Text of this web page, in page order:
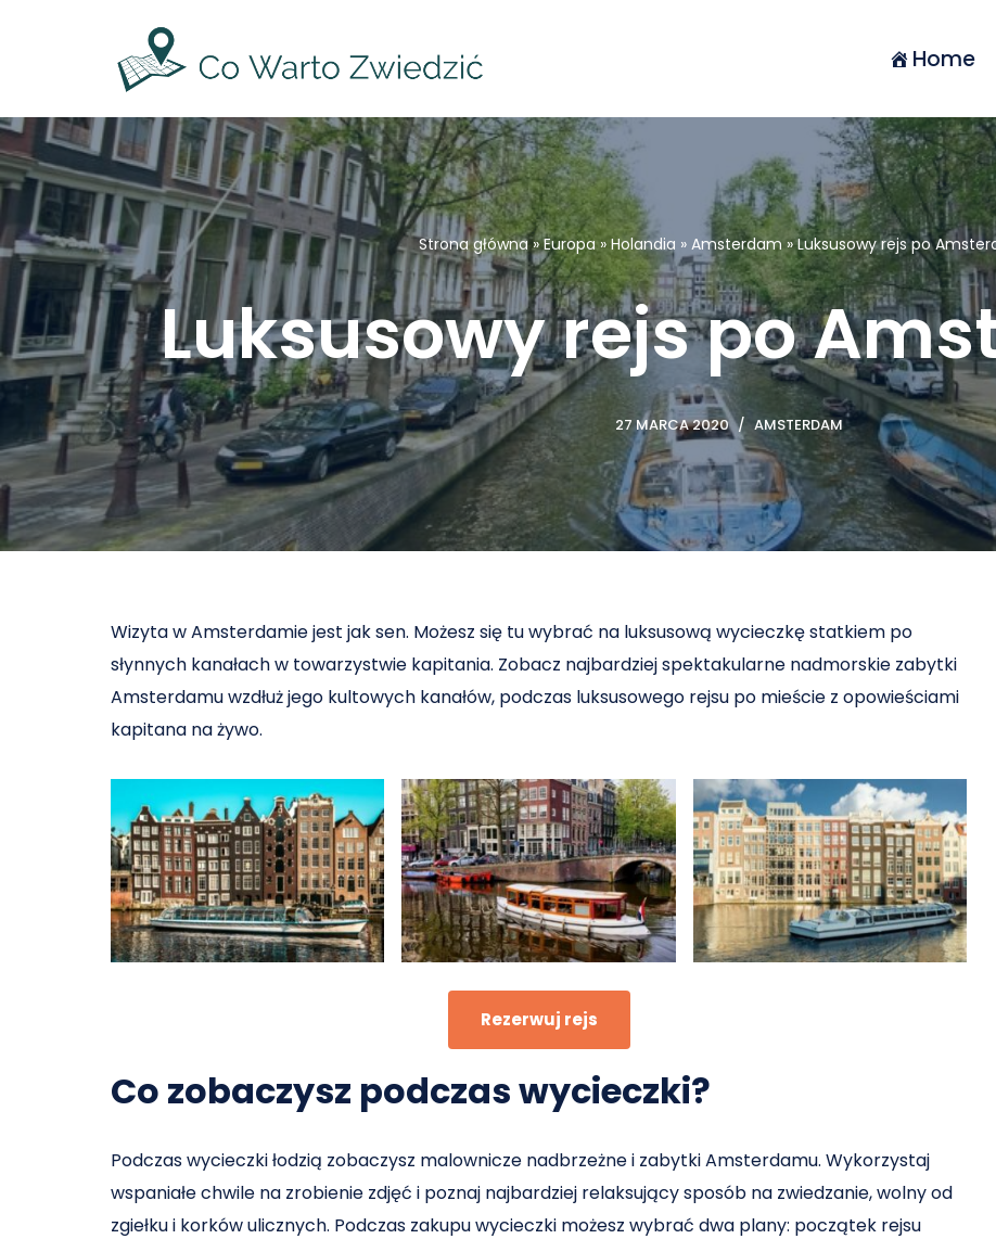
treści
Home
Strona główna»Europa» Holandia » Amsterdam»Luksusowy rejs po
Luksusowy rejs po
27 MARCA 2020 AMSTERDAM
Wizyta w Amsterdamie jest jak sen. Możesz się tu wybrać na luksusową wycieczkę statkiem po
słynnych kanałach w towarzystwie kapitania. Zobacz najbardziej spektakularne nadmorskie zabytki
Amsterdamu wzdłuż jego kultowych kanałów, podczas luksusowego rejsu po mieście z opowieściami
kapitana na żywo.
Rezerwuj rejs
Co zobaczysz podczas wycieczki?
Podczas wycieczki łodzią zobaczysz malownicze nadbrzeżne i zabytki Amsterdamu. Wykorzystaj
wspaniałe chwile na zrobienie zdjęć i poznaj najbardziej relaksujący sposób na zwiedzanie, wolny od
zgiełku i korków ulicznych. Podczas zakupu wycieczki możesz wybrać dwa plany: początek rejsu